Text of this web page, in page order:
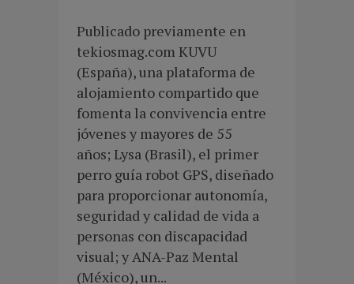
Publicado previamente en
tekiosmag.com KUVU
(España), una plataforma de
alojamiento compartido que
fomenta la convivencia entre
jóvenes y mayores de 55
años; Lysa (Brasil), el primer
perro guía robot GPS, diseñado
para proporcionar autonomía,
seguridad y calidad de vida a
personas con discapacidad
visual; y ANA-Paz Mental
(México), un...